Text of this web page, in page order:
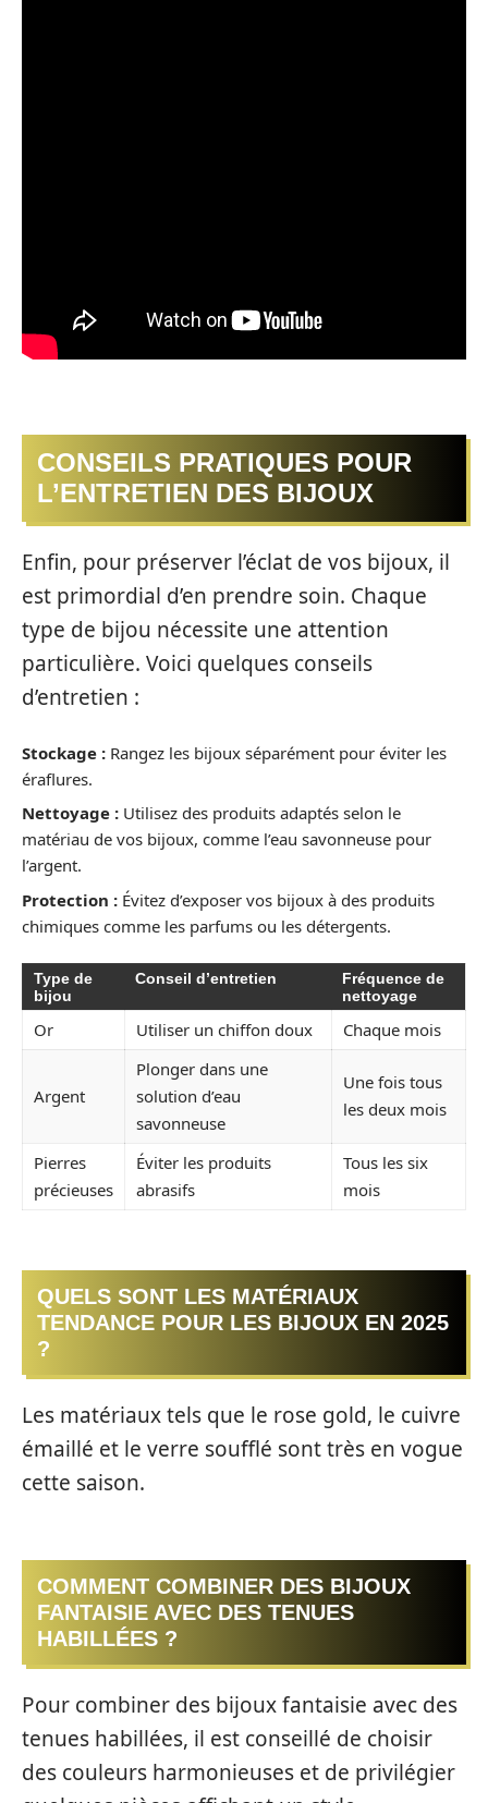
CONSEILS PRATIQUES POUR
L’ENTRETIEN DES BIJOUX
Enfin, pour préserver l’éclat de vos bijoux, il
est primordial d’en prendre soin. Chaque
type de bijou nécessite une attention
particulière. Voici quelques conseils
d’entretien :
Stockage : Rangez les bijoux séparément pour éviter les
éraflures.
Nettoyage : Utilisez des produits adaptés selon le
matériau de vos bijoux, comme l’eau savonneuse pour
l’argent.
Protection : Évitez d’exposer vos bijoux à des produits
chimiques comme les parfums ou les détergents.
Type de
bijou
Conseil d’entretien
Fréquence de
nettoyage
Or Utiliser un chiffon doux Chaque mois
Argent
Plonger dans une
solution d’eau
savonneuse
Une fois tous
les deux mois
Pierres
précieuses
Éviter les produits
abrasifs
Tous les six
mois
QUELS SONT LES MATÉRIAUX
TENDANCE POUR LES BIJOUX EN 2025
?
Les matériaux tels que le rose gold, le cuivre
émaillé et le verre soufflé sont très en vogue
cette saison.
COMMENT COMBINER DES BIJOUX
FANTAISIE AVEC DES TENUES
HABILLÉES ?
Pour combiner des bijoux fantaisie avec des
tenues habillées, il est conseillé de choisir
des couleurs harmonieuses et de privilégier